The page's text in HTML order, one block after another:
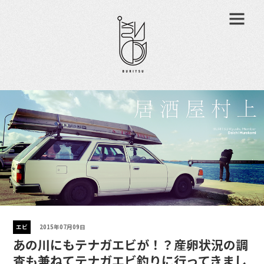
エビ 2015年07月09日
あの川にもテナガエビが！？産卵状況の調